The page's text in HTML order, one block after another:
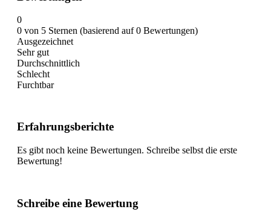
0
0 von 5 Sternen (basierend auf 0 Bewertungen)
Ausgezeichnet
Sehr gut
Durchschnittlich
Schlecht
Furchtbar
Erfahrungsberichte
Es gibt noch keine Bewertungen. Schreibe selbst die erste
Bewertung!
Schreibe eine Bewertung